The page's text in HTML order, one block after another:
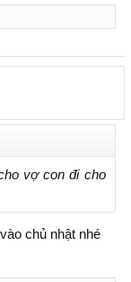
vợ con đi cho
vào chủ nhật nhé